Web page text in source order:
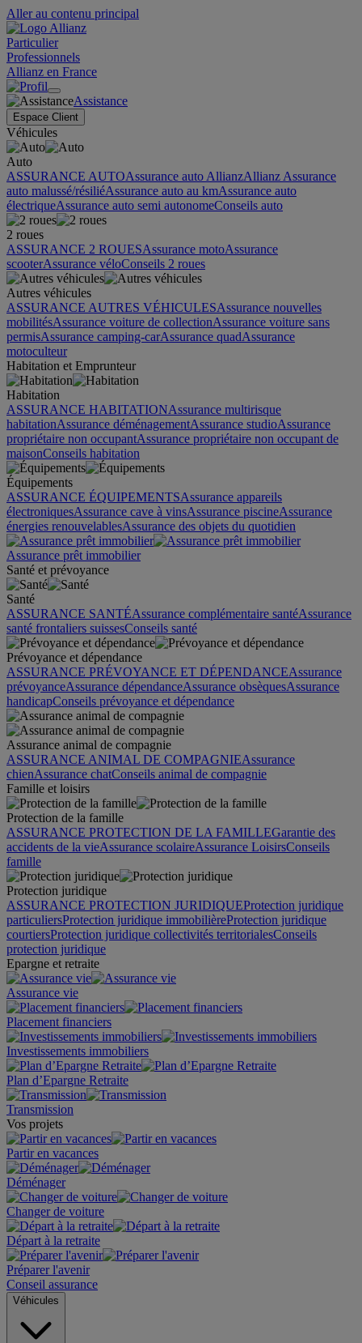
Aller au contenu principal
Particulier
Professionnels
Allianz en France
Assistance
Espace Client
Véhicules
Auto
ASSURANCE AUTOAssurance auto AllianzAllianz Assurance
auto malussé/résiliéAssurance auto au kmAssurance auto
électriqueAssurance auto semi autonomeConseils auto
2 roues
ASSURANCE 2 ROUESAssurance motoAssurance
scooterAssurance véloConseils 2 roues
Autres véhicules
ASSURANCE AUTRES VÉHICULESAssurance nouvelles
mobilitésAssurance voiture de collectionAssurance voiture sans
permisAssurance camping-carAssurance quadAssurance
motoculteur
Habitation et Emprunteur
Habitation
ASSURANCE HABITATIONAssurance multirisque
habitationAssurance déménagementAssurance studioAssurance
propriétaire non occupantAssurance propriétaire non occupant de
maisonConseils habitation
Équipements
ASSURANCE ÉQUIPEMENTSAssurance appareils
électroniquesAssurance cave à vinsAssurance piscineAssurance
énergies renouvelablesAssurance des objets du quotidien
Assurance prêt immobilier
Santé et prévoyance
Santé
ASSURANCE SANTÉAssurance complémentaire santéAssurance
santé frontaliers suissesConseils santé
Prévoyance et dépendance
ASSURANCE PRÉVOYANCE ET DÉPENDANCEAssurance
prévoyanceAssurance dépendanceAssurance obsèquesAssurance
handicapConseils prévoyance et dépendance
Assurance animal de compagnie
ASSURANCE ANIMAL DE COMPAGNIEAssurance
chienAssurance chatConseils animal de compagnie
Famille et loisirs
Protection de la famille
ASSURANCE PROTECTION DE LA FAMILLEGarantie des
accidents de la vieAssurance scolaireAssurance LoisirsConseils
famille
Protection juridique
ASSURANCE PROTECTION JURIDIQUEProtection juridique
particuliersProtection juridique immobilièreProtection juridique
courtiersProtection juridique collectivités territorialesConseils
protection juridique
Epargne et retraite
Assurance vie
Placement financiers
Investissements immobiliers
Plan d’Epargne Retraite
Transmission
Vos projets
Partir en vacances
Déménager
Changer de voiture
Départ à la retraite
Préparer l'avenir
Conseil assurance
Véhicules